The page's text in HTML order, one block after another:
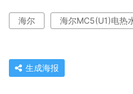
海尔 海尔MC5(U1)电热
生成海报